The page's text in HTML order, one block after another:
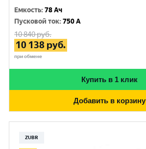
Емкость:78 Ач
Пусковой ток:750 A
10 840руб.
10 138 руб.
при обмене
Купить в 1 клик
Добавить в корзину
ZUBR